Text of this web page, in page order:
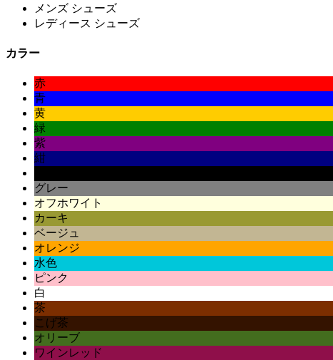
メンズ シューズ
レディース シューズ
カラー
赤
青
黄
緑
紫
紺
グレー
オフホワイト
カーキ
ベージュ
オレンジ
水色
ピンク
白
茶
こげ茶
オリーブ
ワインレッド